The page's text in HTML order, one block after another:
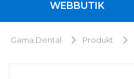
WEBBUTIK
Gama Dental Produkt